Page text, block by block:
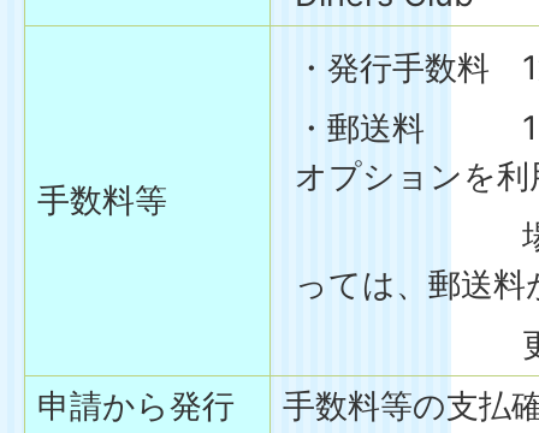
手数料等
・発行手数料
・郵送料
オプションを利
場合や
っては、郵送料
更にな
申請から発行
手数料等の支払